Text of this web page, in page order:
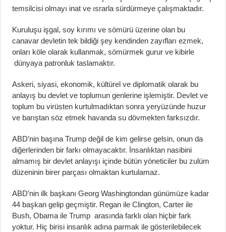
temsilcisi olmayı inat ve ısrarla sürdürmeye çalışmaktadır.
Kuruluşu işgal, soy kırımı ve sömürü üzerine olan bu
canavar devletin tek bildiği şey kendinden zayıfları ezmek,
onları köle olarak kullanmak, sömürmek gurur ve kibirle
dünyaya patronluk taslamaktır.
Askeri, siyasi, ekonomik, kültürel ve diplomatik olarak bu
anlayış bu devlet ve toplumun genlerine işlemiştir. Devlet ve
toplum bu virüsten kurtulmadıktan sonra yeryüzünde huzur
ve barıştan söz etmek havanda su dövmekten farksızdır.
ABD’nin başına Trump değil de kim gelirse gelsin, onun da
diğerlerinden bir farkı olmayacaktır. İnsanlıktan nasibini
almamış bir devlet anlayışı içinde bütün yöneticiler bu zulüm
düzeninin birer parçası olmaktan kurtulamaz.
ABD’nin ilk başkanı Georg Washingtondan günümüze kadar
44 başkan gelip geçmiştir. Regan ile Clington, Carter ile
Bush, Obama ile Trump arasında farklı olan hiçbir fark
yoktur. Hiç birisi insanlık adına parmak ile gösterilebilecek